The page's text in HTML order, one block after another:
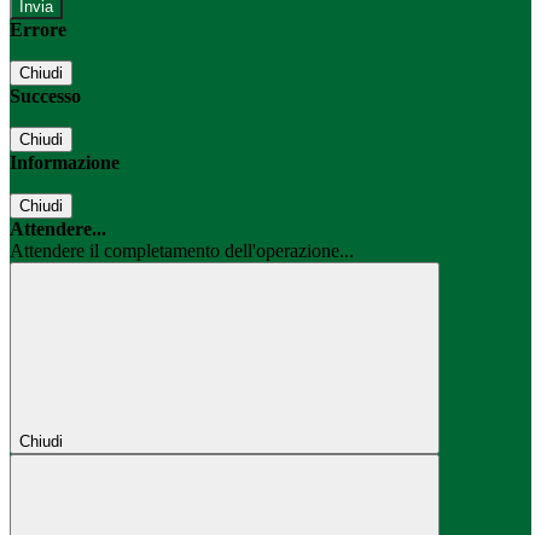
Errore
Chiudi
Successo
Chiudi
Informazione
Chiudi
Attendere...
Attendere il completamento dell'operazione...
Chiudi